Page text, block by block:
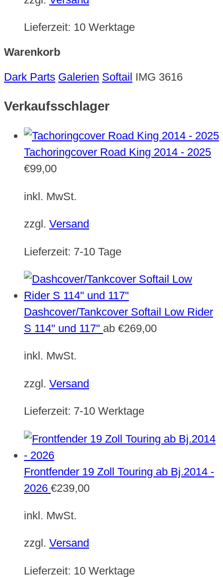
Lieferzeit: 10 Werktage
Warenkorb
Dark Parts Galerien Softail IMG 3616
Verkaufsschlager
Tachoringcover Road King 2014 - 2025
€99,00
inkl. MwSt.
zzgl. Versand
Lieferzeit: 7-10 Tage
Dashcover/Tankcover Softail Low Rider
S 114" und 117" ab €269,00
inkl. MwSt.
zzgl. Versand
Lieferzeit: 7-10 Werktage
Frontfender 19 Zoll Touring ab Bj.2014 -
2026 €239,00
inkl. MwSt.
zzgl. Versand
Lieferzeit: 10 Werktage